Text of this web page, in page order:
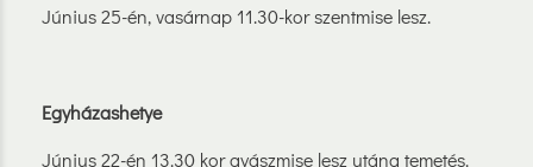
Június 25-én, vasárnap 11.30-kor szentmise lesz.
Egyházashetye
Június 22-én 13.30 kor gyászmise lesz utána temetés.